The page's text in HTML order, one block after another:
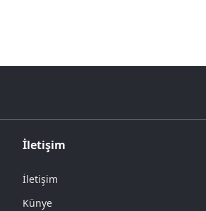
İletişim
İletişim
Künye